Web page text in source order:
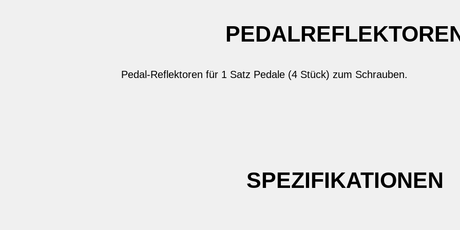
Pedal-Reflektoren für 1 Satz Pedale (4 Stück) zum Schrauben.
SPEZIFIKATIONEN